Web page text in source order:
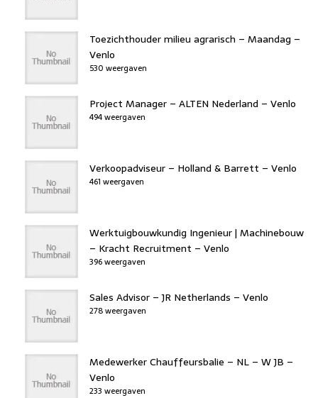
Toezichthouder milieu agrarisch – Maandag –
Venlo
530 weergaven
Project Manager – ALTEN Nederland – Venlo
494 weergaven
Verkoopadviseur – Holland & Barrett – Venlo
461 weergaven
Werktuigbouwkundig Ingenieur | Machinebouw
– Kracht Recruitment – Venlo
396 weergaven
Sales Advisor – JR Netherlands – Venlo
278 weergaven
Medewerker Chauffeursbalie – NL – W JB –
Venlo
233 weergaven